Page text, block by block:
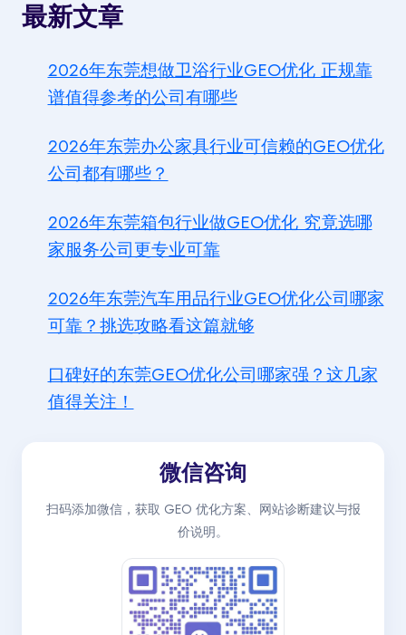
最新文章
2026年东莞想做卫浴行业GEO优化 正规靠
谱值得参考的公司有哪些
2026年东莞办公家具行业可信赖的GEO优化
公司都有哪些？
2026年东莞箱包行业做GEO优化 究竟选哪
家服务公司更专业可靠
2026年东莞汽车用品行业GEO优化公司哪家
可靠？挑选攻略看这篇就够
口碑好的东莞GEO优化公司哪家强？这几家
值得关注！
微信咨询
扫码添加微信，获取 GEO 优化方案、网站诊断建议与报
价说明。